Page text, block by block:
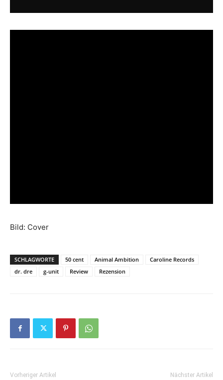
Bild: Cover
SCHLAGWORTE 50 cent Animal Ambition
Caroline Records
dr. dre
g-unit Review Rezension
Vorheriger Artikel Nächster Artikel